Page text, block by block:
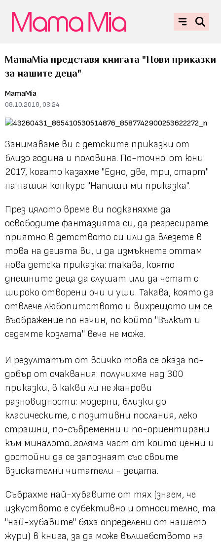
MamaMia представя книгата "Нови приказки
за нашите деца"
MamaMia
08.10.2018, 03:24
Занимаваме ви с детските приказки от
близо година и половина. По-точно: от юни
2017, когато казахме "Едно, две, три, старт"
на нашия конкурс "Напиши ми приказка".
През цялото време ви подканяхме да
освободите фантазията си, да регресирате
приятно в детството си или да влезете в
това на децата ви, и да измъкнете оттам
нова детска приказка: такава, която
днешните деца да слушат или да четат с
широко отворени очи и уши. Такава, която да
отвлече любопитството и вихрещото им се
въображение по начин, по който "Вълкът и
седемте козлета" вече не може.
И резултатът от всичко това се оказа по-
добър от очаквания: получихме над 300
приказки, в какви ли не жанрови
разновидности: модерни, близки до
класическите, с позитивни послания, леко
страшни, по-съвременни и по-ориентирани
към миналото...голяма част от които ценни и
достойни да се запознаят със своите
взискателни читатели - децата.
Събрахме най-хубавите от тях (знаем, че
изкуството е субективно и относително, та
"най-хубавите" бяха определени от нашето
жури) в книга, за да може вълшебството на